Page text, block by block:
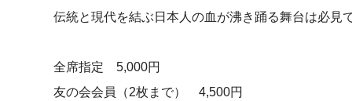
伝統と現代を結ぶ日本人の血が沸き踊る舞台は必見
全席指定 5,000円
友の会会員（2枚まで） 4,500円